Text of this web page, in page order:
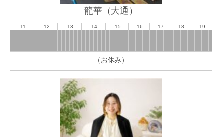
龍華（大通）
11 12 13 14 15 16 17 18 19
（お休み）